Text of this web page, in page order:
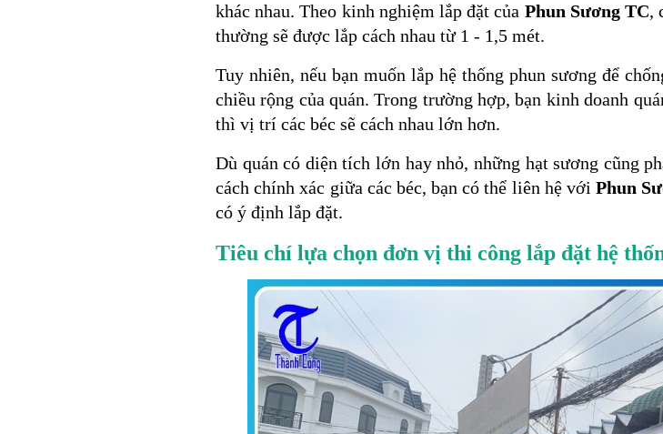
khác nhau. Theo kinh nghiệm lắp đặt của Phun Sương TC,
thường sẽ được lắp cách nhau từ 1 - 1,5 mét.
Tuy nhiên, nếu bạn muốn lắp hệ thống phun sương để
chiều rộng của quán. Trong trường hợp, bạn kinh doanh
thì vị trí các béc sẽ cách nhau lớn hơn.
Dù quán có diện tích lớn hay nhỏ, những hạt sương cũng
cách chính xác giữa các béc, bạn có thể liên hệ vớiPhun
có ý định lắp đặt.
Tiêu chí lựa chọn đơn vị thi công lắp đặt hệ